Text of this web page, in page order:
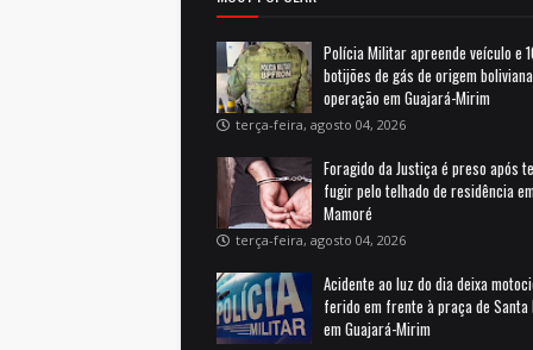
Polícia Militar apreende veículo e
botijões de gás de origem
operação em Guajará-Mirim
terça-feira, agosto 04, 2026
Foragido da Justiça é preso após
fugir pelo telhado de residência
Mamoré
terça-feira, agosto 04, 2026
Acidente ao luz do dia deixa
ferido em frente à praça de Santa
em Guajará-Mirim